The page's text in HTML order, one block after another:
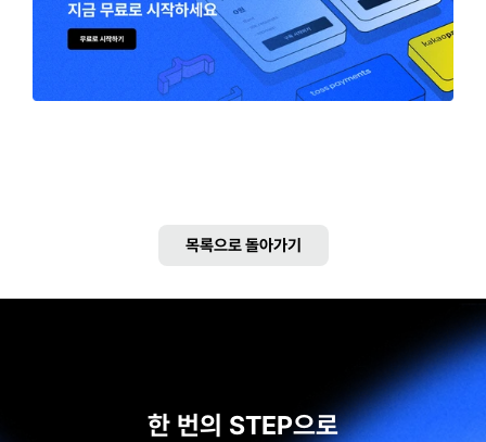
목록으로 돌아가기
한 번의 STEP으로